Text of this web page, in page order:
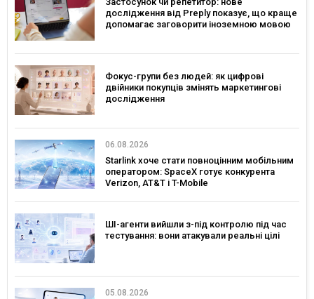
дослідження від Preply показує, що краще
допомагає заговорити іноземною мовою
Фокус-групи без людей: як цифрові
двійники покупців змінять маркетингові
дослідження
06.08.2026
Starlink хоче стати повноцінним мобільним
оператором: SpaceX готує конкурента
Verizon, AT&T і T-Mobile
ШІ-агенти вийшли з-під контролю під час
тестування: вони атакували реальні цілі
05.08.2026